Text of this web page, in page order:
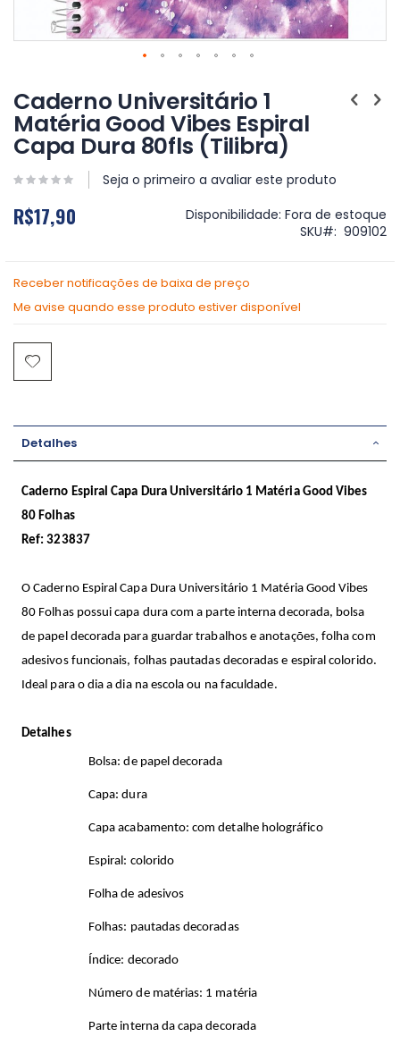
para
o
início
da
Galeria
de
imagens
Caderno Universitário 1
Matéria Good Vibes Espiral
Capa Dura 80fls (Tilibra)
Seja o primeiro a avaliar este produto
R$17,90 Disponibilidade: Fora de estoque
SKU
909102
Receber notificações de baixa de preço
Me avise quando esse produto estiver disponível
Detalhes
Caderno Espiral Capa Dura Universitário 1 Matéria Good Vibes
80 Folhas
Ref: 323837
O Caderno Espiral Capa Dura Universitário 1 Matéria Good Vibes
80 Folhas possui capa dura com a parte interna decorada, bolsa
de papel decorada para guardar trabalhos e anotações, folha com
adesivos funcionais, folhas pautadas decoradas e espiral colorido.
Ideal para o dia a dia na escola ou na faculdade.
Detalhes
Bolsa: de papel decorada
Capa: dura
Capa acabamento: com detalhe holográfico
Espiral: colorido
Folha de adesivos
Folhas: pautadas decoradas
Índice: decorado
Número de matérias: 1 matéria
Parte interna da capa decorada